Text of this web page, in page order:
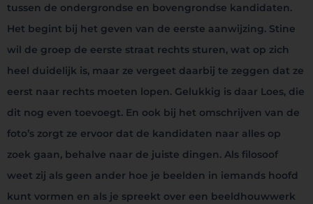
tussen de ondergrondse en bovengrondse kandidaten.
Het begint bij het geven van de eerste aanwijzing. Stine
wil de groep de eerste straat rechts sturen, wat op zich
heel duidelijk is, maar ze vergeet daarbij te zeggen dat ze
eerst naar rechts moeten lopen. Gelukkig is daar Loes, die
dit nog even toevoegt. En ook bij het omschrijven van de
foto’s zorgt ze ervoor dat de kandidaten naar alles op
zoek gaan, behalve naar de juiste dingen. Als filosoof
weet zij als geen ander hoe je beelden in iemands hoofd
kunt vormen en als je spreekt over een beeldhouwwerk